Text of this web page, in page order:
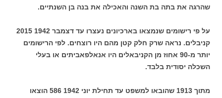
שהרגה את בתה בת השנה והאכילה את בנה בן השנתיים.
על פי רישומים שנמצאו בארכיונים נעצרו עד דצמבר 1942 2015
קניבלים. נראה שרק חלק קטן מהם היו רוצחים. לפי הרישומים
יותר מ-90 אחוז מן הקניבאלים היו אנאלפאביתים או בעלי
השכלה יסודית בלבד.
מתוך 1913 שהובאו למשפט עד תחילת יוני 1942 586 הוצאו